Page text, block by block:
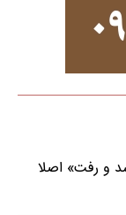
و رفت» اصلا